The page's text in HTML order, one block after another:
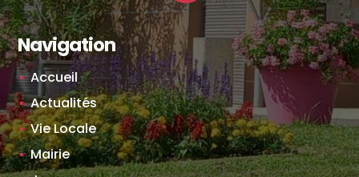
Facebook
Navigation
Accueil
Actualités
Vie Locale
Mairie